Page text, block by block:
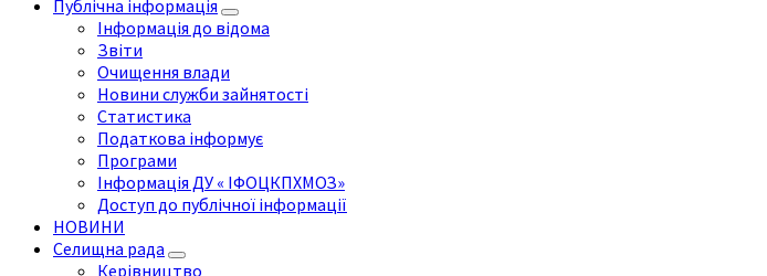
Публічна інформація
Інформація до відома
Звіти
Очищення влади
Новини служби зайнятості
Статистика
Податкова інформує
Програми
Інформація ДУ « ІФОЦКПХМОЗ»
Доступ до публічної інформації
НОВИНИ
Селищна рада
Керівництво